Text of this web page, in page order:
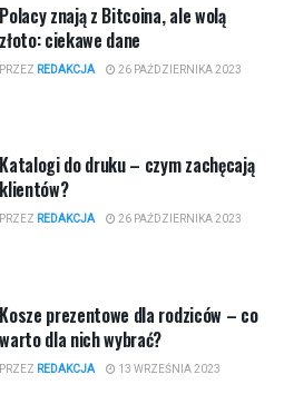
Polacy znają z Bitcoina, ale wolą
złoto: ciekawe dane
PRZEZ REDAKCJA 26 PAŹDZIERNIKA 2023
Katalogi do druku – czym zachęcają
klientów?
PRZEZ REDAKCJA 26 PAŹDZIERNIKA 2023
Kosze prezentowe dla rodziców – co
warto dla nich wybrać?
PRZEZ REDAKCJA 13 WRZEŚNIA 2023